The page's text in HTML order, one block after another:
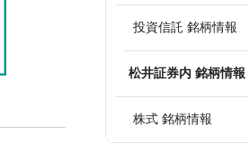
投資信託 銘柄情報
松井証券内 銘柄情報
株式 銘柄情報